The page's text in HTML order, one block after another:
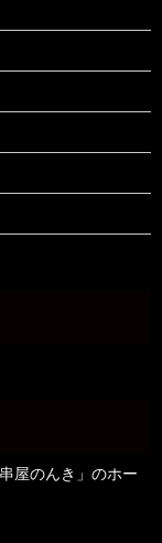
屋のんき」のホー